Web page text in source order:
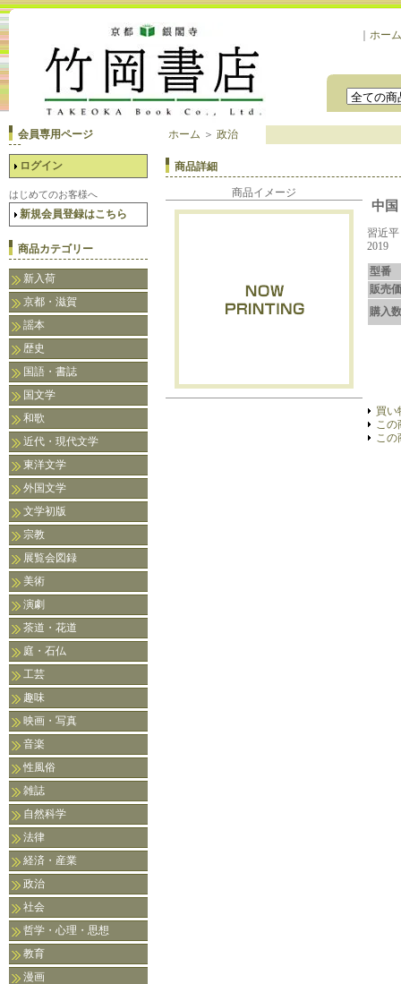
ホーム
会員専用ページ
ログイン
はじめてのお客様へ
新規会員登録はこちら
商品カテゴリー
新入荷
京都・滋賀
謡本
歴史
国語・書誌
国文学
和歌
近代・現代文学
東洋文学
外国文学
文学初版
宗教
展覧会図録
美術
演劇
茶道・花道
庭・石仏
工芸
趣味
映画・写真
音楽
性風俗
雑誌
自然科学
法律
経済・産業
政治
社会
哲学・心理・思想
教育
漫画
ホーム ＞ 政治
商品詳細
商品イメージ
中
習近
2019
型番
販売
購入数
買い
この
この